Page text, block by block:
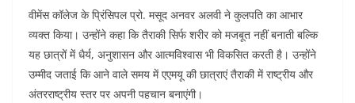
वीमेंस कॉलेज के प्रिंसिपल प्रो. मसूद अनवर अलवी ने कुलपति का आभार
व्यक्त किया। उन्होंने कहा कि तैराकी सिर्फ शरीर को मजबूत नहीं बनाती बल्कि
यह छात्रों में धैर्य, अनुशासन और आत्मविश्वास भी विकसित करती है। उन्होंने
उम्मीद जताई कि आने वाले समय में एएमयू की छात्राएं तैराकी में राष्ट्रीय और
अंतरराष्ट्रीय स्तर पर अपनी पहचान बनाएंगी।